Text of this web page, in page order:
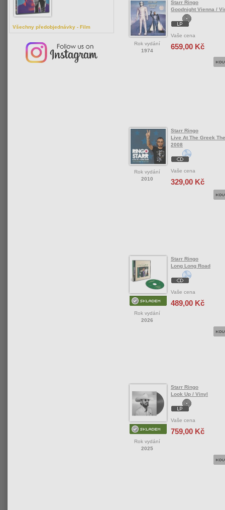
Rok vydání
1974
Starr Ringo
Goodnight Vienna /
Vaše cena
659,00 Kč
Rok vydání
2010
Starr Ringo
Live At The Greek
2008
Vaše cena
329,00 Kč
Rok vydání
2026
Starr Ringo
Long Long Road
Vaše cena
489,00 Kč
Rok vydání
2025
Starr Ringo
Look Up / Vinyl
Vaše cena
759,00 Kč
Všechny předobjednávky - Film